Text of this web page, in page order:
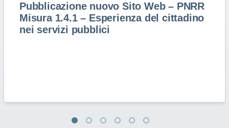
Pubblicazione nuovo Sito Web – PNRR
Misura 1.4.1 – Esperienza del cittadino
nei servizi pubblici